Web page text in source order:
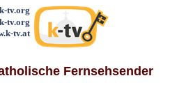
tv.org
tv.org
tv.at
Fernsehsender